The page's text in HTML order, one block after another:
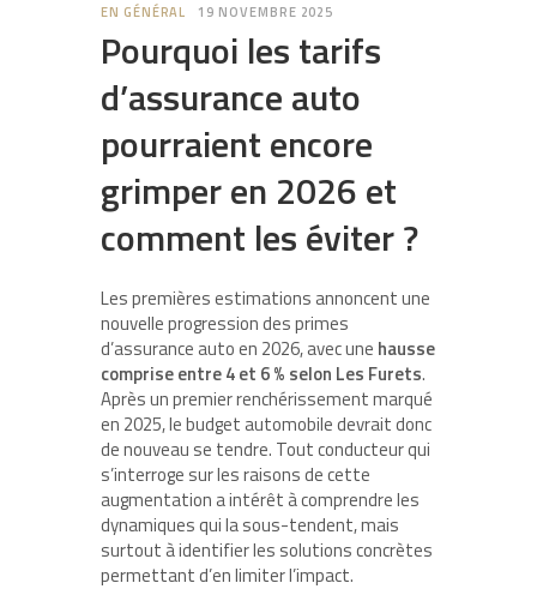
EN GÉNÉRAL 19 NOVEMBRE 2025
Pourquoi les tarifs
d’assurance auto
pourraient encore
grimper en 2026 et
comment les éviter ?
Les premières estimations annoncent une
nouvelle progression des primes
d’assurance auto en 2026, avec une hausse
comprise entre 4 et 6 % selon Les Furets.
Après un premier renchérissement marqué
en 2025, le budget automobile devrait donc
de nouveau se tendre. Tout conducteur qui
s’interroge sur les raisons de cette
augmentation a intérêt à comprendre les
dynamiques qui la sous-tendent, mais
surtout à identifier les solutions concrètes
permettant d’en limiter l’impact.